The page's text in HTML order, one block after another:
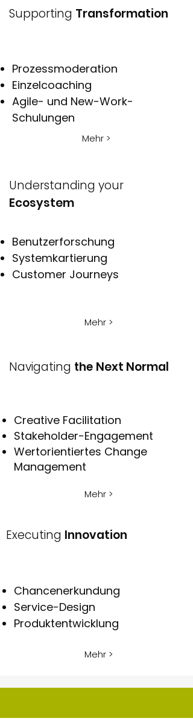
Supporting Transformation
Prozessmoderation
Einzelcoaching
Agile- und New-Work-
Schulungen
Mehr >
Understanding your
Ecosystem
Benutzerforschung
Systemkartierung
Customer Journeys
Mehr >
Navigating the Next Normal
Creative Facilitation
Stakeholder-Engagement
Wertorientiertes Change
Management
Mehr >
Executing Innovation
Chancenerkundung
Service-Design
Produktentwicklung
Mehr >